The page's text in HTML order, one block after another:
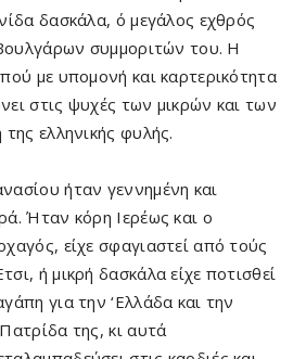
δασκάλα, ό μεγά­λος εχθρός
συμμοριτών του. Η
με υπομονή και καρτερικότητα
στις ψυχές των μικρών και των
ελληνικής φυλής.
ήταν γεννημένη και
Ήταν κόρη Ιερέως και ο
είχε σφαγιαστεί από τούς
ή μικρή δασκάλα είχε ποτισθεί
για την ‘Ελλάδα και την
της, κι αυτά